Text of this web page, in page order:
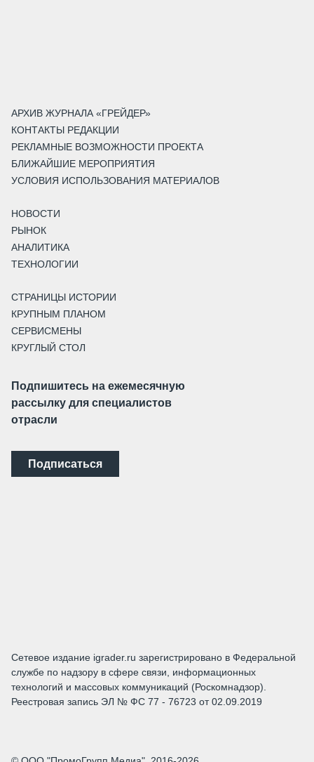
АРХИВ ЖУРНАЛА «ГРЕЙДЕР»
КОНТАКТЫ РЕДАКЦИИ
РЕКЛАМНЫЕ ВОЗМОЖНОСТИ ПРОЕКТА
БЛИЖАЙШИЕ МЕРОПРИЯТИЯ
УСЛОВИЯ ИСПОЛЬЗОВАНИЯ МАТЕРИАЛОВ
НОВОСТИ
РЫНОК
АНАЛИТИКА
ТЕХНОЛОГИИ
СТРАНИЦЫ ИСТОРИИ
КРУПНЫМ ПЛАНОМ
СЕРВИСМЕНЫ
КРУГЛЫЙ СТОЛ
Подпишитесь на ежемесячную
рассылку для специалистов
отрасли
Подписаться
Сетевое издание igrader.ru зарегистрировано в Федеральной
службе по надзору в сфере связи, информационных
технологий и массовых коммуникаций (Роскомнадзор).
Реестровая запись ЭЛ № ФС 77 - 76723 от 02.09.2019